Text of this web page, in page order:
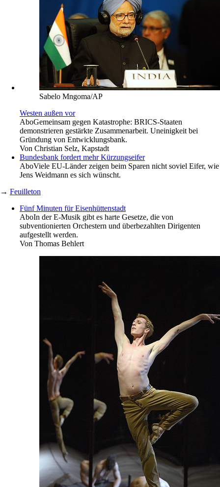
Sabelo Mngoma/AP
Westen außen vor
AboGemeinsam gegen Katastrophe: BRICS-Staaten
demonstrieren gestärkte Zusammenarbeit. Uneinigkeit bei
Gründung von Entwicklungsbank.
Von Christian Selz, Kapstadt
Bundesbank fordert mehr Kürzungseifer
AboViele EU-Länder zeigen beim Sparen nicht soviel Eifer, wie
Jens Weidmann es sich wünscht.
→ Feuilleton
Fünf Minuten für Eisenhüttenstadt
AboIn der E-Musik gibt es harte Gesetze, die von
subventionierten Orchestern und überbezahlten Dirigenten
aufgestellt werden.
Von Thomas Behlert